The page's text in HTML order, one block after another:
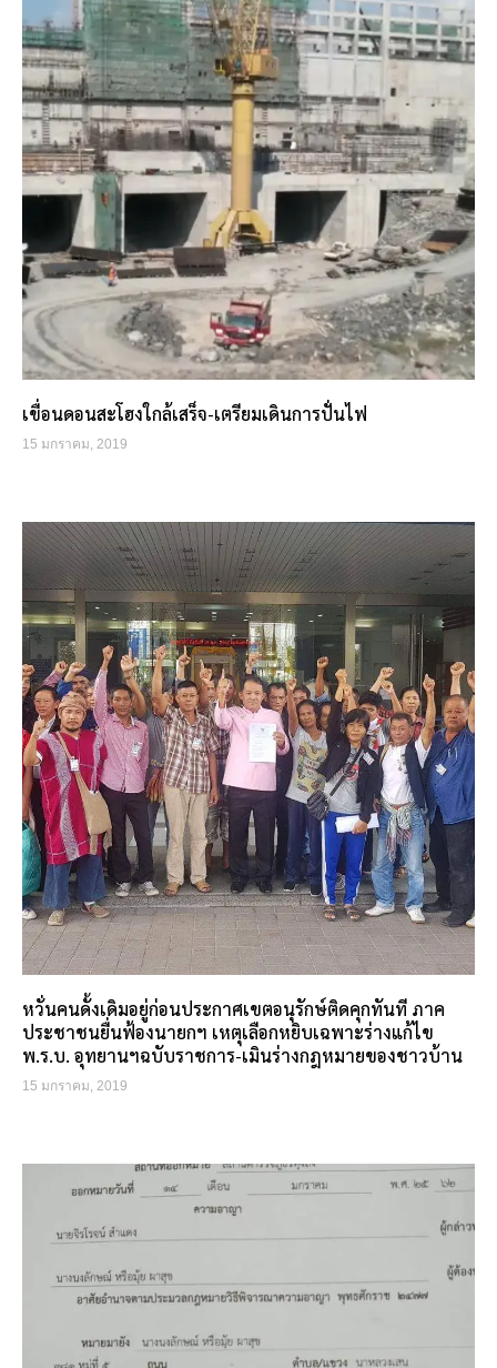
เขื่อนดอนสะโฮงใกล้เสร็จ-เตรียมเดินการปั่นไฟ
15 มกราคม, 2019
หวั่นคนดั้งเดิมอยู่ก่อนประกาศเขตอนุรักษ์ติดคุกทันที ภาค
ประชาชนยื่นฟ้องนายกฯ เหตุเลือกหยิบเฉพาะร่างแก้ไข
พ.ร.บ. อุทยานฯฉบับราชการ-เมินร่างกฎหมายของชาวบ้าน
15 มกราคม, 2019